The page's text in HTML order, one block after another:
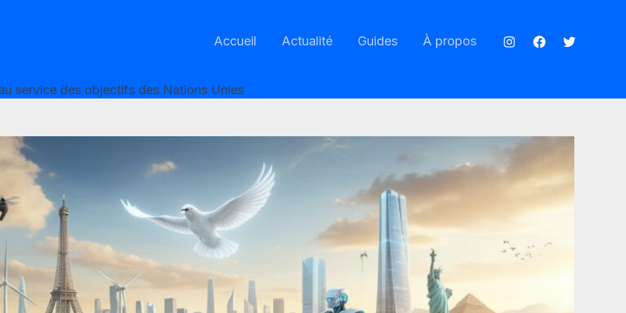
Accueil Actualité Guides À propos
service des objectifs des Nations Unies